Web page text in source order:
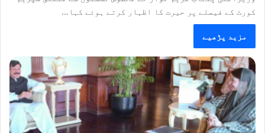
کورٹ کے فیصلے پر حیرت کا اظہار کرتے ہوئے کہا…
مزید پڑھیے